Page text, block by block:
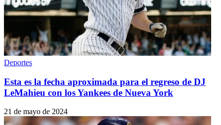
Deportes
Esta es la fecha aproximada para el regreso de DJ
LeMahieu con los Yankees de Nueva York
21 de mayo de 2024